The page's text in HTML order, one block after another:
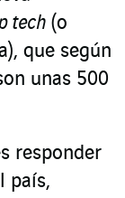
tech (o
que según
unas 500
responder
país,